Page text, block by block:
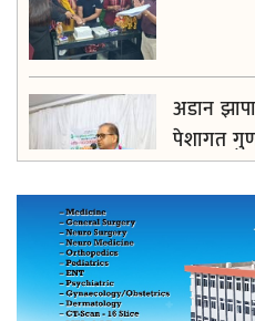
अडान
पेशागत
अन्तरक्रिया
सहाराले